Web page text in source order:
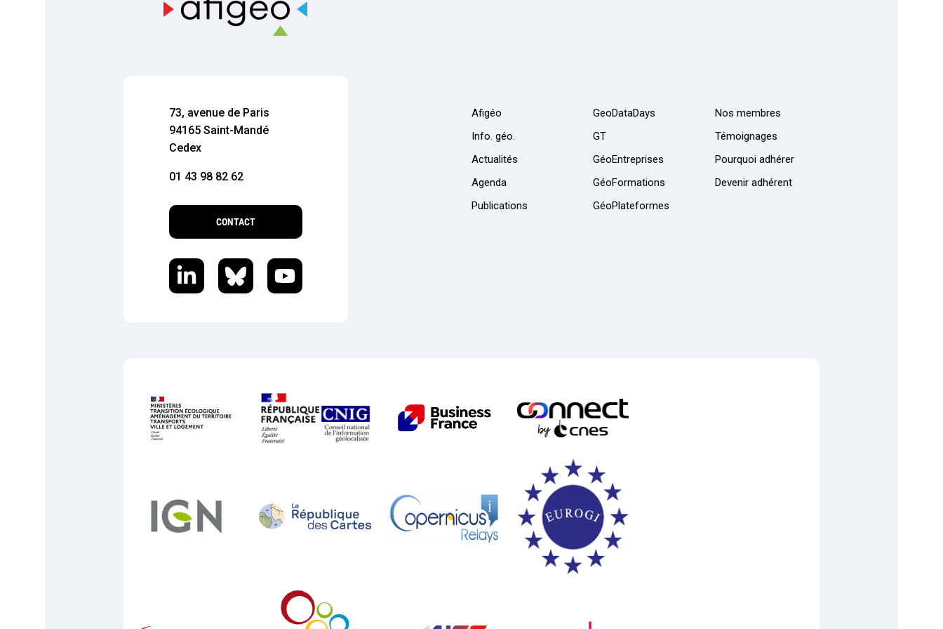
73, avenue de Paris
94165 Saint-Mandé
Cedex
01 43 98 82 62
CONTACT
Afigéo
Info. géo.
Actualités
Agenda
Publications
GeoDataDays
GT
GéoEntreprises
GéoFormations
GéoPlateformes
Nos membres
Témoignages
Pourquoi adhérer
Devenir adhérent